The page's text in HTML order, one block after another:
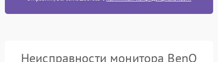
Неисправности монитора BenQ